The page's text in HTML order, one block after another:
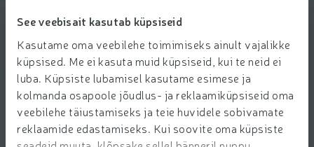
See veebisait kasutab küpsiseid
Kasutame oma veebilehe toimimiseks ainult vajalikke
küpsised. Me ei kasuta muid küpsiseid, kui te neid ei
luba. Küpsiste lubamisel kasutame esimese ja
kolmanda osapoole jõudlus- ja reklaamiküpsiseid oma
veebilehe täiustamiseks ja teie huvidele sobivamate
reklaamide edastamiseks. Kui soovite oma küpsiste
Filter products
Show products 40 Sort
Šokolaadimuna Kinder Joy 20g
1.59 € per pcs.
159
€/pcs. Price per unit: 79,50 €/kg
79,50 €/kg